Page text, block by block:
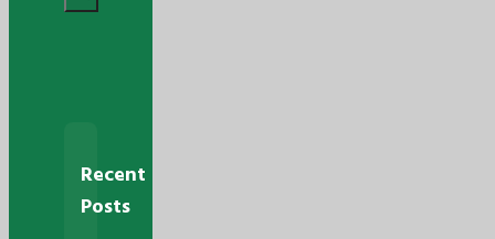
Recent
Posts